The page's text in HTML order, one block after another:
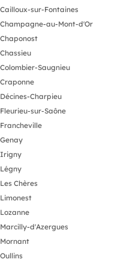
Cailloux-sur-Fontaines
Champagne-au-Mont-d'Or
Chaponost
Chassieu
Colombier-Saugnieu
Craponne
Décines-Charpieu
Fleurieu-sur-Saône
Francheville
Genay
Irigny
Légny
Les Chères
Limonest
Lozanne
Marcilly-d'Azergues
Mornant
Oullins